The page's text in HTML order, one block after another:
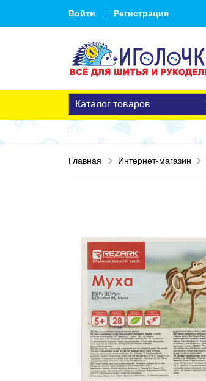
Войти Регистрация
Каталог товаров
Главная Интернет-магазин